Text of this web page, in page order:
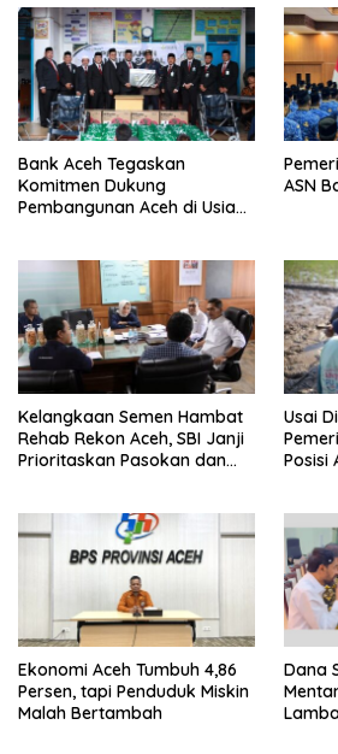
Bank Aceh Tegaskan
Komitmen Dukung
Pembangunan Aceh di Usia
ASN
Kelangkaan Semen Hambat
Rehab Rekon Aceh, SBI Janji
Prioritaskan Pasokan dan
Usai
Posisi
Ekonomi Aceh Tumbuh 4,86
Persen, tapi Penduduk Miskin
Malah Bertambah
Dana